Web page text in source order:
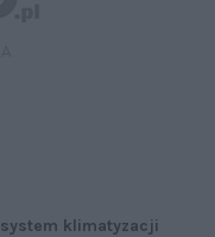
system klimatyzacji